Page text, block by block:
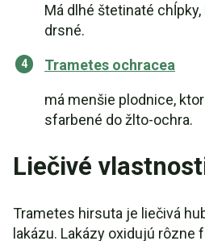
Má dlhé štetinaté
drsné.
Trametes ochracea
má menšie plodnice,
sfarbené do žlto-ochra.
Liečivé
Trametes hirsuta je liečivá
lakázu. Lakázy oxidujú rôzne